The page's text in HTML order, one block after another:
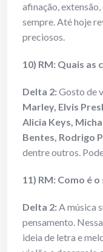
afinação,
sempre. Até hoje
preciosos.
10) RM: Quais as
Delta 2:Gosto de
Marley, Elvis
Alicia Keys,
Bentes, Rodrigo
dentre outros.
11) RM: Como é
Delta 2:A música
pensamento.
ideia de letra e